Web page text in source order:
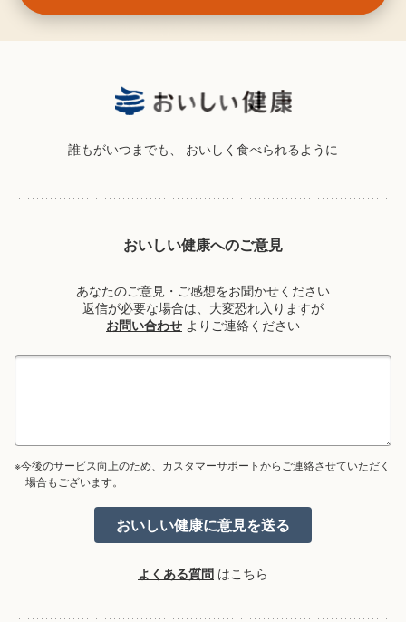
誰もがいつまでも、 おいしく食べられるように
おいしい健康へのご意見
あなたのご意見・ご感想をお聞かせください
返信が必要な場合は、大変恐れ入りますが
お問い合わせ よりご連絡ください
※今後のサービス向上のため、カスタマーサポートからご連絡させていただく
場合もございます。
よくある質問 はこちら